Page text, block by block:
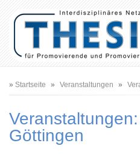
Pfadnavigation
Startseite Veranstaltungen
Göttingen